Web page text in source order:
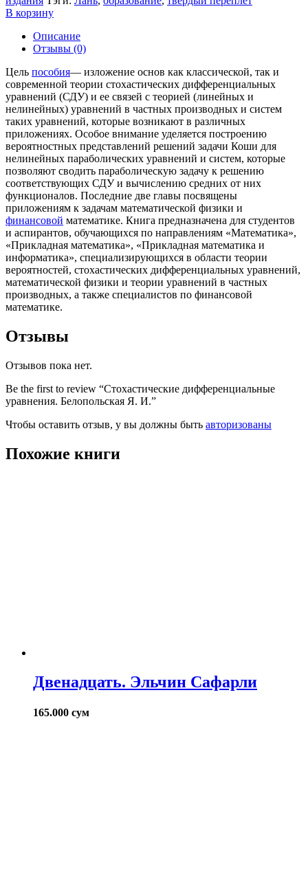
В корзину
Описание
Отзывы (0)
Цель пособия— изложение основ как классической, так и
современной теории стохастических дифференциальных
уравнений (СДУ) и ее связей с теорией (линейных и
нелинейных) уравнений в частных производных и систем
таких уравнений, которые возникают в различных
приложениях. Особое внимание уделяется построению
вероятностных представлений решений задачи Коши для
нелинейных параболических уравнений и систем, которые
позволяют сводить параболическую задачу к решению
соответствующих СДУ и вычислению средних от них
функционалов. Последние две главы посвящены
приложениям к задачам математической физики и
финансовой математике. Книга предназначена для студентов
и аспирантов, обучающихся по направлениям «Математика»,
«Прикладная математика», «Прикладная математика и
информатика», специализирующихся в области теории
вероятностей, стохастических дифференциальных уравнений,
математической физики и теории уравнений в частных
производных, а также специалистов по финансовой
математике.
Отзывы
Отзывов пока нет.
Be the first to review “Стохастические дифференциальные
уравнения. Белопольская Я. И.”
Чтобы оставить отзыв, у вы должны быть авторизованы
Похожие книги
Двенадцать. Эльчин Сафарли
165.000 сум